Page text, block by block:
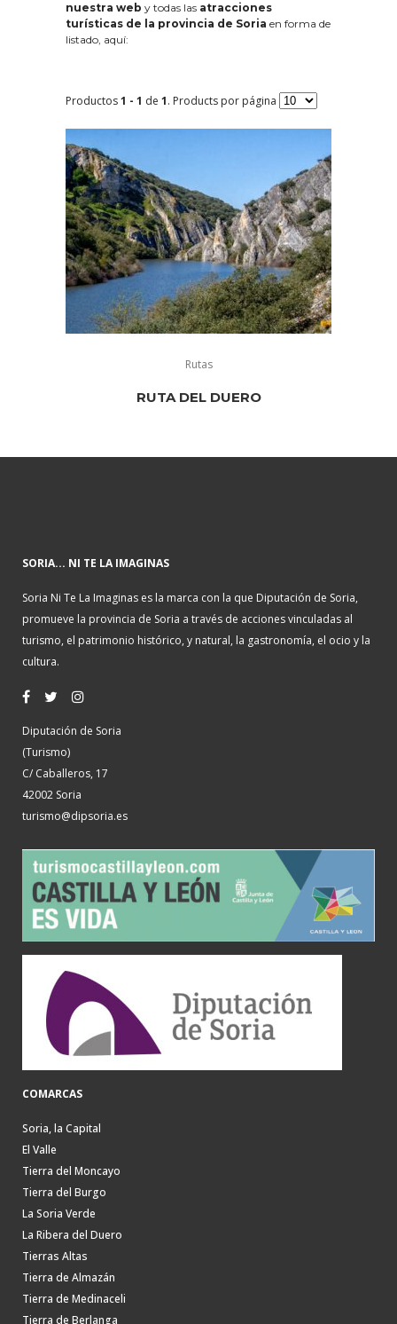
nuestra web y todas las atracciones
turísticas de la provincia de Soria en forma de
listado, aquí:
Productos1 - 1 de 1. Products por página
Rutas
RUTA DEL DUERO
SORIA... NI TE LA IMAGINAS
Soria Ni Te La Imaginas es la marca con la que Diputación de Soria,
promueve la provincia de Soria a través de acciones vinculadas al
turismo, el patrimonio histórico, y natural, la gastronomía, el ocio y la
cultura.
Diputación de Soria
(Turismo)
C/ Caballeros, 17
42002 Soria
turismo@dipsoria.es
COMARCAS
Soria, la Capital
El Valle
Tierra del Moncayo
Tierra del Burgo
La Soria Verde
La Ribera del Duero
Tierras Altas
Tierra de Almazán
Tierra de Medinaceli
Tierra de Berlanga